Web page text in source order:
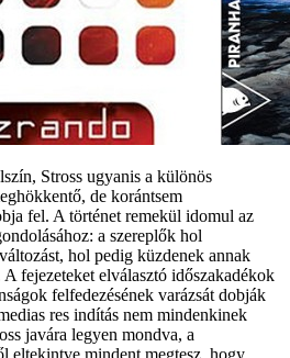
Stross ugyanis a különös
de korántsem
fel. A történet remekül idomul az
a szereplők hol
hol pedig küzdenek annak
fejezeteket elválasztó időszakadékok
felfedezésének varázsát dobják
res indítás nem mindenkinek
javára legyen mondva, a
eltekintve mindent megtesz, hogy